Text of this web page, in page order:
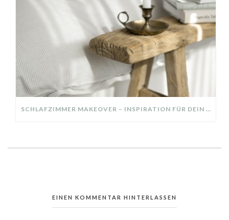
SCHLAFZIMMER MAKEOVER – INSPIRATION FÜR DEIN SCHLAFZIMMER: AUS ALT MACH NEU – HELL, GEMÜTLICH UND EINLADEND
EINEN KOMMENTAR HINTERLASSEN